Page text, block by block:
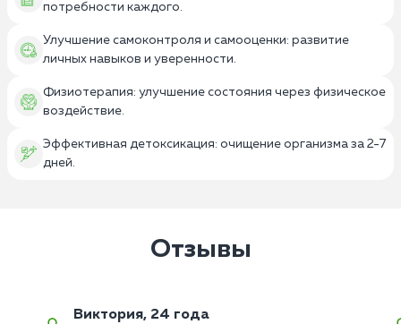
потребности каждого.
Улучшение самоконтроля и самооценки: развитие
личных навыков и уверенности.
Физиотерапия: улучшение состояния через физическое
воздействие.
Эффективная детоксикация: очищение организма за 2-7
дней.
Отзывы
Виктория, 24 года